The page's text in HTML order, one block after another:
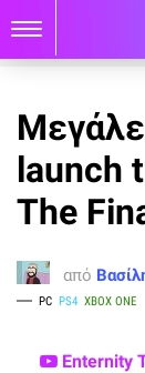
launch
The
από
PC PS4 XBOX ONE
Enternity